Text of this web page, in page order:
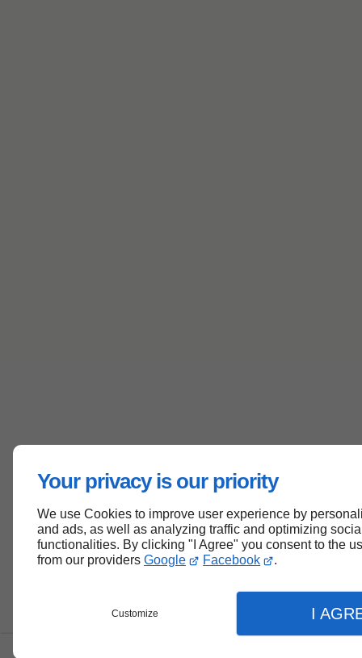
Your privacy is our priority
We use Cookies to improve user experience by
and ads, as well as analyzing traffic and optimizing
functionalities. By clicking "I Agree" you consent to the
from our providers Google Facebook .
Customize I